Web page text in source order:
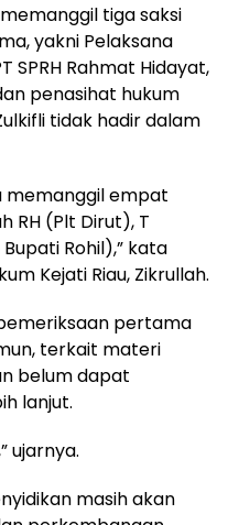
tiga saksi
yakni Pelaksana
SPRH Rahmat Hidayat,
penasihat hukum
tidak hadir dalam
memanggil empat
RH (Plt Dirut), T
Rohil),” kata
Kejati Riau, Zikrullah.
pertama
terkait materi
belum dapat
lanjut.
ujarnya.
masih akan